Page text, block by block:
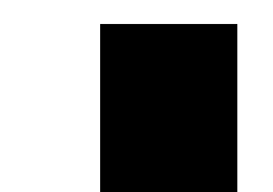
바이오를 중심으로 수원의 미래 성장전략과